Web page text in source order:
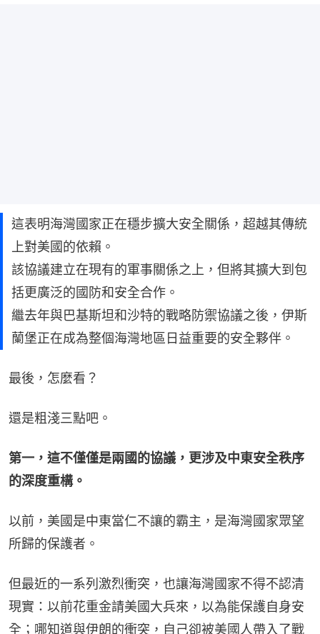
這表明海灣國家正在穩步擴大安全關係，超越其傳統
上對美國的依賴。
該協議建立在現有的軍事關係之上，但將其擴大到包
括更廣泛的國防和安全合作。
繼去年與巴基斯坦和沙特的戰略防禦協議之後，伊斯
蘭堡正在成為整個海灣地區日益重要的安全夥伴。
最後，怎麼看？
還是粗淺三點吧。
第一，這不僅僅是兩國的協議，更涉及中東安全秩序
的深度重構。
以前，美國是中東當仁不讓的霸主，是海灣國家眾望
所歸的保護者。
但最近的一系列激烈衝突，也讓海灣國家不得不認清
現實：以前花重金請美國大兵來，以為能保護自身安
全；哪知道與伊朗的衝突，自己卻被美國人帶入了戰